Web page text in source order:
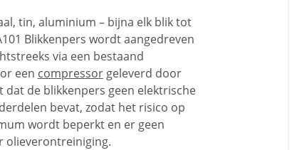
tin, aluminium – bijna elk blik tot
Blikkenpers wordt aangedreven
via een bestaand
een compressorgeleverd door
dat de blikkenpers geen elektrische
bevat, zodat het risico op
wordt beperkt en er geen
olieverontreiniging.